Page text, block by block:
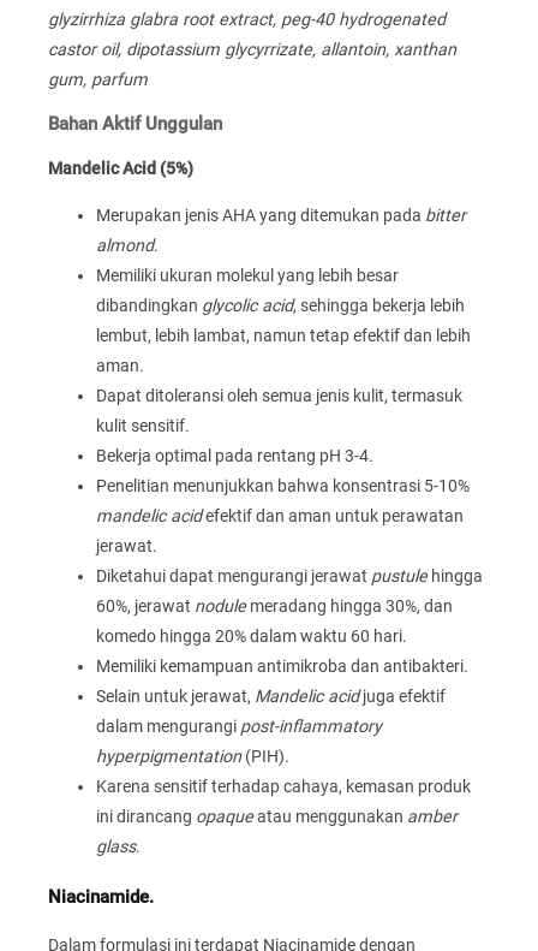
glyzirrhiza glabra root extract, peg-40 hydrogenated
castor oil, dipotassium glycyrrizate, allantoin, xanthan
gum, parfum
Bahan Aktif Unggulan
Mandelic Acid (5%)
Merupakan jenis AHA yang ditemukan pada bitter
almond.
Memiliki ukuran molekul yang lebih besar
dibandingkan glycolic acid, sehingga bekerja lebih
lembut, lebih lambat, namun tetap efektif dan lebih
aman.
Dapat ditoleransi oleh semua jenis kulit, termasuk
kulit sensitif.
Bekerja optimal pada rentang pH 3-4.
Penelitian menunjukkan bahwa konsentrasi 5-10%
mandelic acidefektif dan aman untuk perawatan
jerawat.
Diketahui dapat mengurangi jerawat pustulehingga
60%, jerawat nodulemeradang hingga 30%, dan
komedo hingga 20% dalam waktu 60 hari.
Memiliki kemampuan antimikroba dan antibakteri.
Selain untuk jerawat, Mandelic acidjuga efektif
dalam mengurangi post-inflammatory
hyperpigmentation(PIH).
Karena sensitif terhadap cahaya, kemasan produk
ini dirancang opaqueatau menggunakan amber
glass.
Niacinamide.
Dalam formulasi ini terdapat Niacinamide dengan